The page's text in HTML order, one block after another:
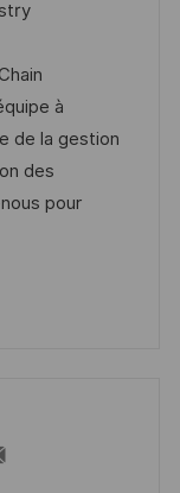
à
de la gestion
des
pour